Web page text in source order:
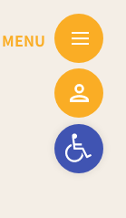
Ouvrir la